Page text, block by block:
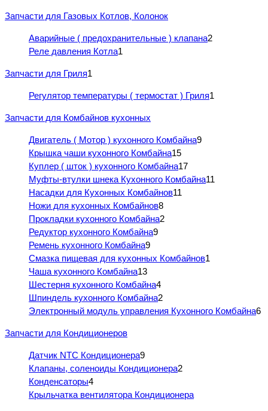
Запчасти для Газовых Котлов, Колонок
Аварийные ( предохранительные ) клапана2
Реле давления Котла1
Запчасти для Гриля1
Регулятор температуры ( термостат ) Гриля1
Запчасти для Комбайнов кухонных
Двигатель ( Мотор ) кухонного Комбайна9
Крышка чаши кухонного Комбайна15
Куплер ( шток ) кухонного Комбайна17
Муфты-втулки шнека Кухонного Комбайна11
Насадки для Кухонных Комбайнов11
Ножи для кухонных Комбайнов8
Прокладки кухонного Комбайна2
Редуктор кухонного Комбайна9
Ремень кухонного Комбайна9
Смазка пищевая для кухонных Комбайнов1
Чаша кухонного Комбайна13
Шестерня кухонного Комбайна4
Шпиндель кухонного Комбайна2
Электронный модуль управления Кухонного Комбайна6
Запчасти для Кондиционеров
Датчик NTC Кондиционера9
Клапаны, соленоиды Кондиционера2
Конденсаторы4
Крыльчатка вентилятора Кондиционера